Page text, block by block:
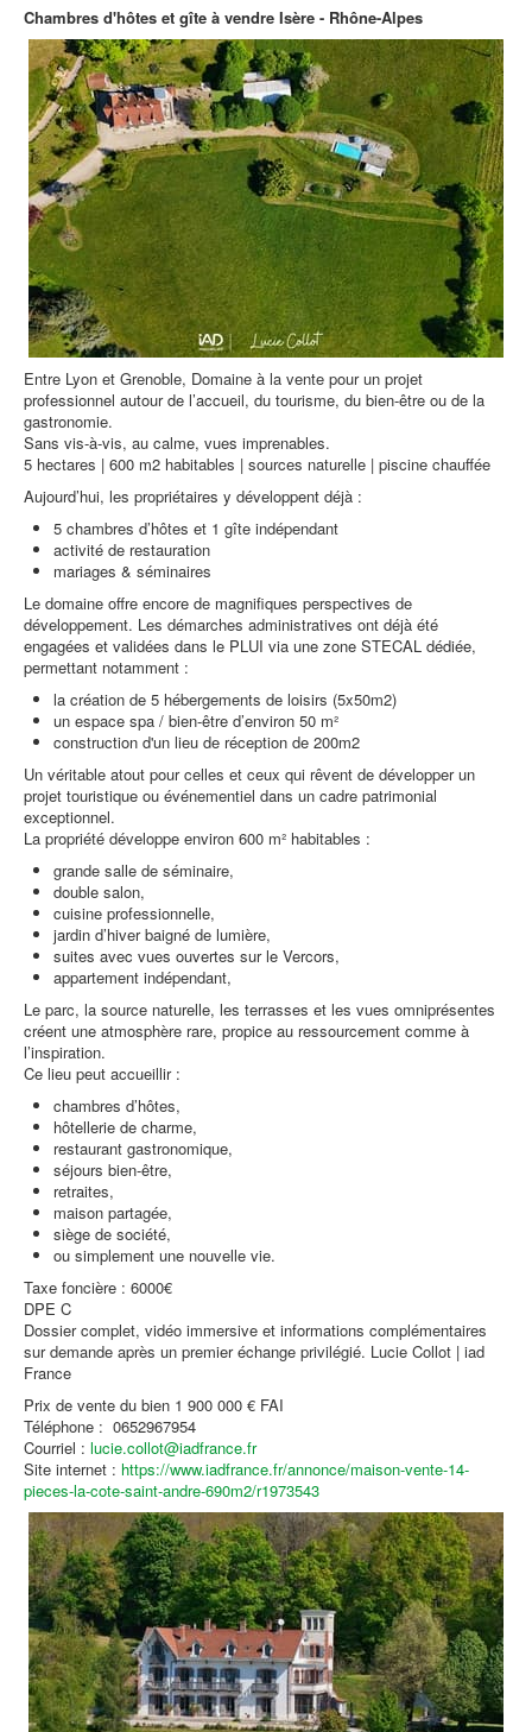
Chambres d'hôtes et gîte à vendre Isère - Rhône-Alpes
Entre Lyon et Grenoble, Domaine à la vente pour un projet
professionnel autour de l’accueil, du tourisme, du bien-être ou de la
gastronomie.
Sans vis-à-vis, au calme, vues imprenables.
5 hectares | 600 m2 habitables | sources naturelle | piscine chauffée
Aujourd’hui, les propriétaires y développent déjà :
5 chambres d’hôtes et 1 gîte indépendant
activité de restauration
mariages & séminaires
Le domaine offre encore de magnifiques perspectives de
développement. Les démarches administratives ont déjà été
engagées et validées dans le PLUI via une zone STECAL dédiée,
permettant notamment :
la création de 5 hébergements de loisirs (5x50m2)
un espace spa / bien-être d’environ 50 m²
construction d'un lieu de réception de 200m2
Un véritable atout pour celles et ceux qui rêvent de développer un
projet touristique ou événementiel dans un cadre patrimonial
exceptionnel.
La propriété développe environ 600 m² habitables :
grande salle de séminaire,
double salon,
cuisine professionnelle,
jardin d’hiver baigné de lumière,
suites avec vues ouvertes sur le Vercors,
appartement indépendant,
Le parc, la source naturelle, les terrasses et les vues omniprésentes
créent une atmosphère rare, propice au ressourcement comme à
l’inspiration.
Ce lieu peut accueillir :
chambres d’hôtes,
hôtellerie de charme,
restaurant gastronomique,
séjours bien-être,
retraites,
maison partagée,
siège de société,
ou simplement une nouvelle vie.
Taxe foncière : 6000€
DPE C
Dossier complet, vidéo immersive et informations complémentaires
sur demande après un premier échange privilégié. Lucie Collot | iad
France
Prix de vente du bien 1 900 000 € FAI
Téléphone : 0652967954
Courriel : lucie.collot@iadfrance.fr
Site internet : https://www.iadfrance.fr/annonce/maison-vente-14-
pieces-la-cote-saint-andre-690m2/r1973543